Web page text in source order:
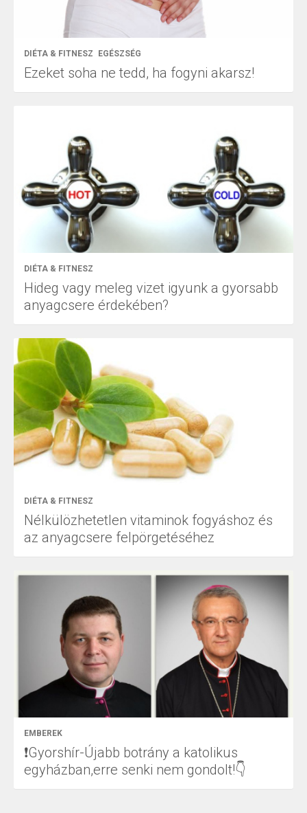
DIÉTA & FITNESZ EGÉSZSÉG
Ezeket soha ne tedd, ha fogyni akarsz!
DIÉTA & FITNESZ
Hideg vagy meleg vizet igyunk a gyorsabb
anyagcsere érdekében?
DIÉTA & FITNESZ
Nélkülözhetetlen vitaminok fogyáshoz és
az anyagcsere felpörgetéséhez
EMBEREK
❗Gyorshír-Újabb botrány a katolikus
egyházban,erre senki nem gondolt!👇